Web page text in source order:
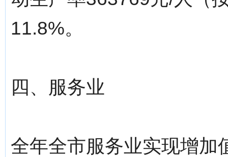
11.8%。
四、服务业
全年全市服务业实现增加